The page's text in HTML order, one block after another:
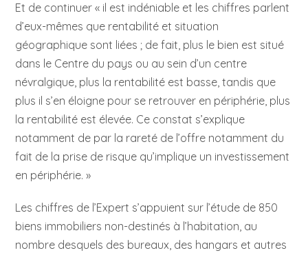
Et de continuer « il est indéniable et les chiffres parlent
d’eux-mêmes que rentabilité et situation
géographique sont liées ; de fait, plus le bien est situé
dans le Centre du pays ou au sein d’un centre
névralgique, plus la rentabilité est basse, tandis que
plus il s’en éloigne pour se retrouver en périphérie, plus
la rentabilité est élevée. Ce constat s’explique
notamment de par la rareté de l’offre notamment du
fait de la prise de risque qu’implique un investissement
en périphérie. »
Les chiffres de l’Expert s’appuient sur l’étude de 850
biens immobiliers non-destinés à l’habitation, au
nombre desquels des bureaux, des hangars et autres